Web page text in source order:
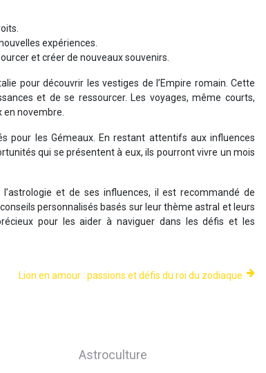
expériences.
et créer de nouveaux souvenirs.
pour découvrir les vestiges de l’Empire romain. Cette
et de se ressourcer. Les voyages, même courts,
novembre.
pour les Gémeaux. En restant attentifs aux influences
qui se présentent à eux, ils pourront vivre un mois
et de ses influences, il est recommandé de
personnalisés basés sur leur thème astral et leurs
pour les aider à naviguer dans les défis et les
Lion en amour : passions et défis du roi du zodiaque
Astroculture